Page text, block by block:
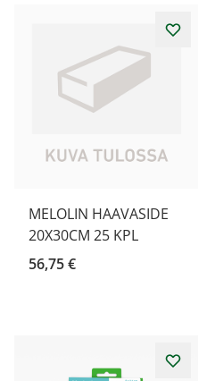
MELOLIN HAAVASIDE
20X30CM 25 KPL
56,75 €